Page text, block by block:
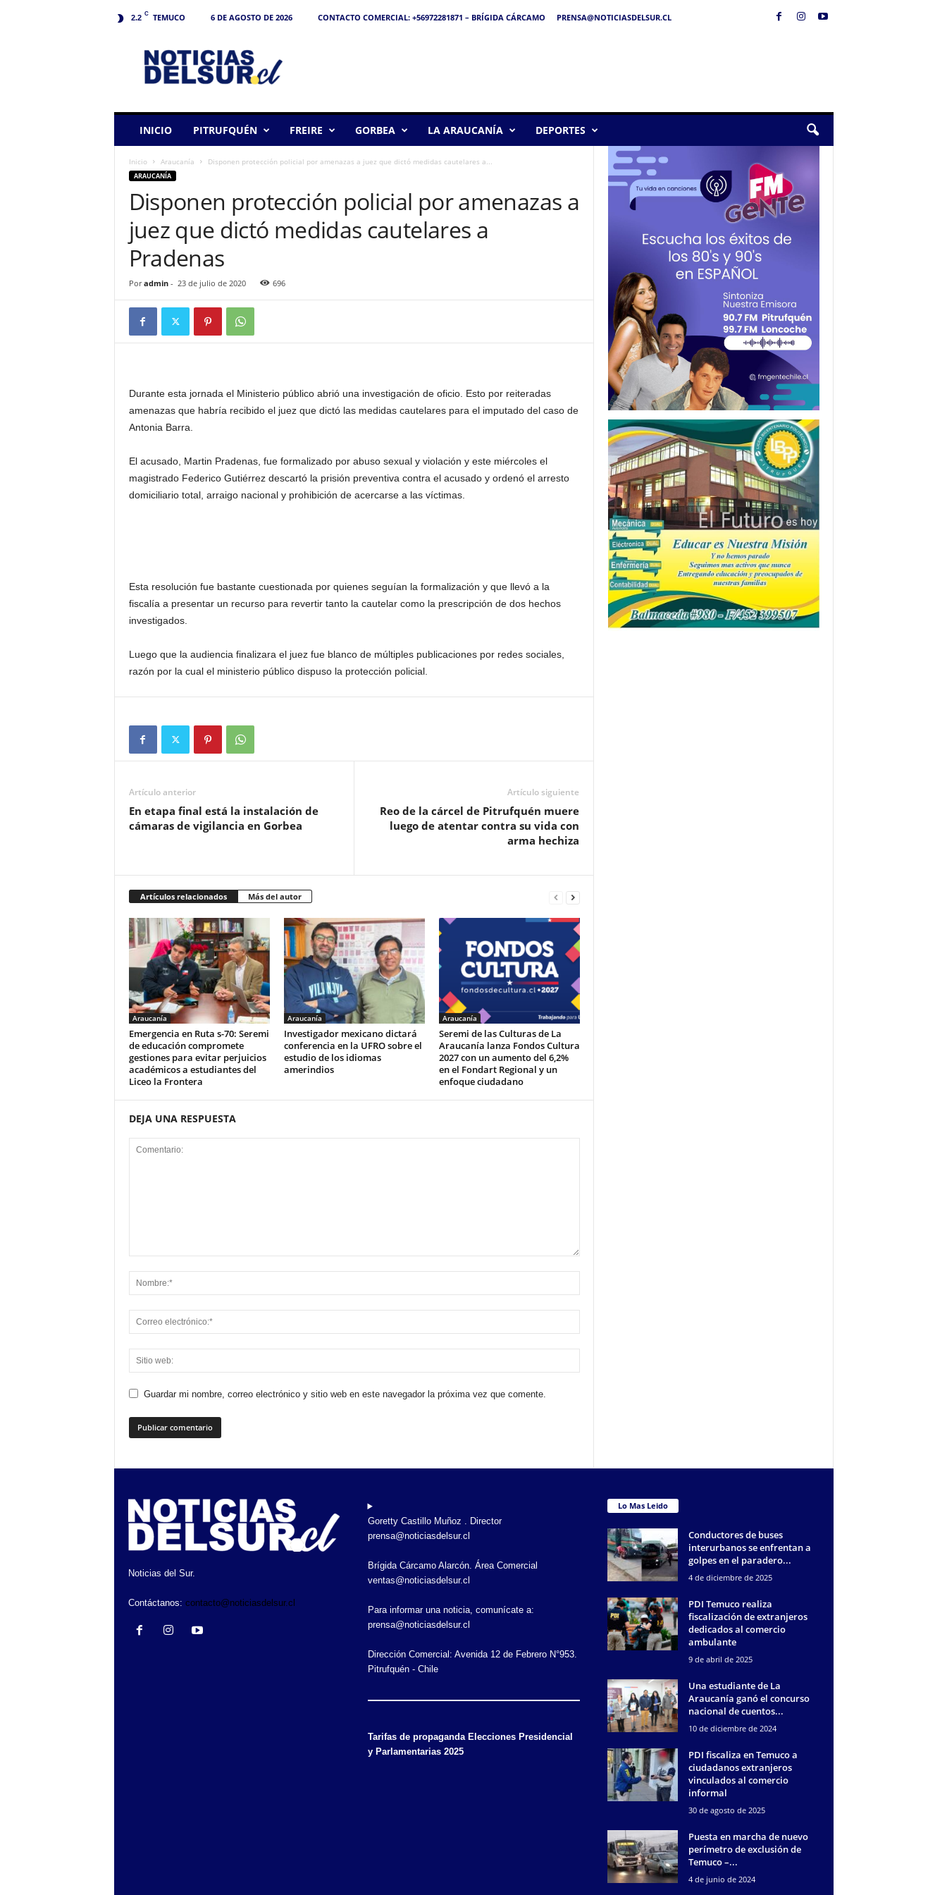
2.2 C TEMUCO 6 DE AGOSTO DE 2026 CONTACTO COMERCIAL: +56972281871 – BRÍGIDA CÁRCAMO
PRENSA@NOTICIASDELSUR.CL
INICIO PITRUFQUÉN FREIRE GORBEA LA ARAUCANÍA DEPORTES
Inicio Araucanía Disponen protección policial por amenazas a juez que dictó medidas cautelares a...
ARAUCANÍA
Disponen protección policial por amenazas a
juez que dictó medidas cautelares a
Pradenas
Por admin- 23 de julio de 2020 696
Durante esta jornada el Ministerio público abrió una investigación de oficio. Esto por reiteradas
amenazas que habría recibido el juez que dictó las medidas cautelares para el imputado del caso de
Antonia Barra.
El acusado, Martin Pradenas, fue formalizado por abuso sexual y violación y este miércoles el
magistrado Federico Gutiérrez descartó la prisión preventiva contra el acusado y ordenó el arresto
domiciliario total, arraigo nacional y prohibición de acercarse a las víctimas.
Esta resolución fue bastante cuestionada por quienes seguían la formalización y que llevó a la
fiscalía a presentar un recurso para revertir tanto la cautelar como la prescripción de dos hechos
investigados.
Luego que la audiencia finalizara el juez fue blanco de múltiples publicaciones por redes sociales,
razón por la cual el ministerio público dispuso la protección policial.
Artículo anterior
En etapa final está la instalación de
cámaras de vigilancia en Gorbea
Artículo siguiente
Reo de la cárcel de Pitrufquén muere
luego de atentar contra su vida con
arma hechiza
Artículos relacionados Más del autor
Araucanía
Emergencia en Ruta s-70: Seremi
de educación compromete
gestiones para evitar perjuicios
académicos a estudiantes del
Liceo la Frontera
Araucanía
Investigador mexicano dictará
conferencia en la UFRO sobre el
estudio de los idiomas
amerindios
Araucanía
Seremi de las Culturas de La
Araucanía lanza Fondos Cultura
2027 con un aumento del 6,2%
en el Fondart Regional y un
enfoque ciudadano
DEJA UNA RESPUESTA
Guardar mi nombre, correo electrónico y sitio web en este navegador la próxima vez que comente.
Noticias del Sur.
Contáctanos: contacto@noticiasdelsur.cl
Goretty Castillo Muñoz . Director
prensa@noticiasdelsur.cl
Brígida Cárcamo Alarcón. Área Comercial
ventas@noticiasdelsur.cl
Para informar una noticia, comunícate a:
prensa@noticiasdelsur.cl
Dirección Comercial: Avenida 12 de Febrero N°953.
Pitrufquén - Chile
Tarifas de propaganda Elecciones Presidencial
y Parlamentarias 2025
Lo Mas Leido
Conductores de buses
interurbanos se enfrentan a
golpes en el paradero...
4 de diciembre de 2025
PDI Temuco realiza
fiscalización de extranjeros
dedicados al comercio
ambulante
9 de abril de 2025
Una estudiante de La
Araucanía ganó el concurso
nacional de cuentos...
10 de diciembre de 2024
PDI fiscaliza en Temuco a
ciudadanos extranjeros
vinculados al comercio
informal
30 de agosto de 2025
Puesta en marcha de nuevo
perímetro de exclusión de
Temuco –...
4 de junio de 2024